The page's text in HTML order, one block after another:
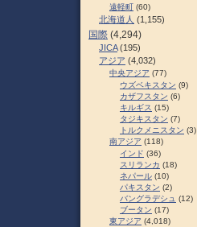
遠軽町 (60)
北海道人 (1,155)
国際 (4,294)
JICA(195)
アジア (4,032)
中央アジア (77)
ウズベキスタン (9)
カザフスタン (6)
キルギス (15)
タジキスタン (7)
トルクメニスタン (3)
南アジア (118)
インド (36)
スリランカ (18)
ネパール (10)
パキスタン (2)
バングラデシュ (12)
ブータン (17)
東アジア (4,018)